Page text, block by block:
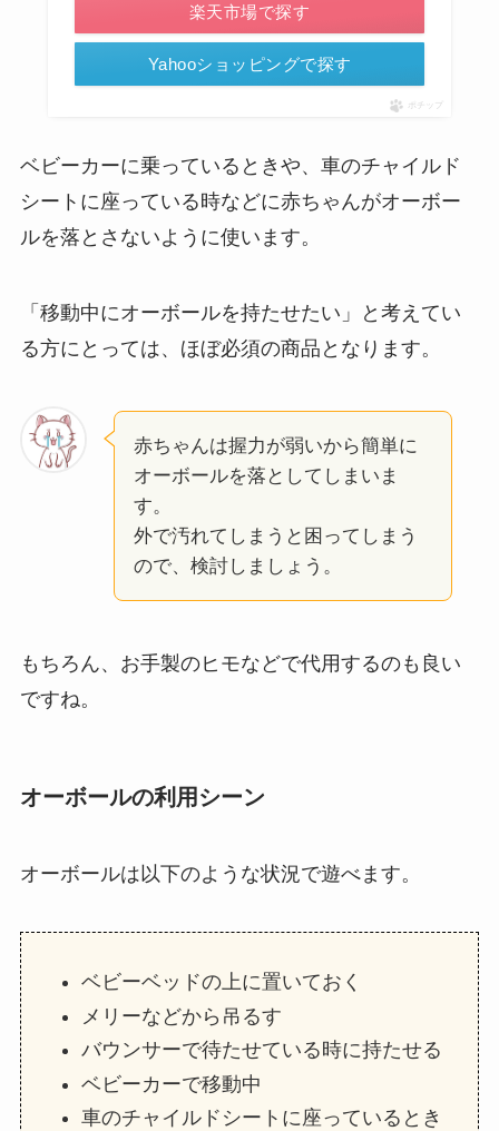
楽天市場で探す
Yahooショッピングで探す
ポチップ
ベビーカーに乗っているときや、車のチャイルド
シートに座っている時などに赤ちゃんがオーボー
ルを落とさないように使います。
「移動中にオーボールを持たせたい」と考えてい
る方にとっては、ほぼ必須の商品となります。
赤ちゃんは握力が弱いから簡単に
オーボールを落としてしまいま
す。
外で汚れてしまうと困ってしまう
ので、検討しましょう。
もちろん、お手製のヒモなどで代用するのも良い
ですね。
オーボールの利用シーン
オーボールは以下のような状況で遊べます。
ベビーベッドの上に置いておく
メリーなどから吊るす
バウンサーで待たせている時に持たせる
ベビーカーで移動中
車のチャイルドシートに座っているとき